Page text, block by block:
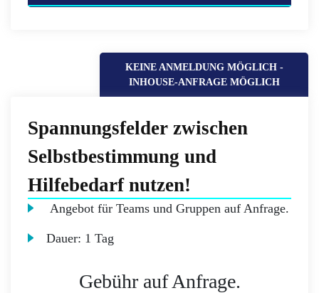
KEINE ANMELDUNG MÖGLICH -
INHOUSE-ANFRAGE MÖGLICH
Spannungsfelder zwischen
Selbstbestimmung und
Hilfebedarf nutzen!
Angebot für Teams und Gruppen auf Anfrage.
Dauer: 1 Tag
Gebühr auf Anfrage.